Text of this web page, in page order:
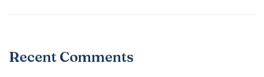
Recent Comments